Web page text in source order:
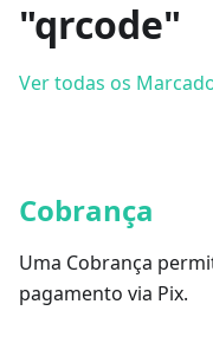
"qrcode"
Ver todas os
Cobrança
Uma Cobrança
pagamento via Pix.